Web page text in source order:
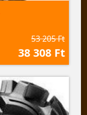
53 205 Ft
38 308 Ft